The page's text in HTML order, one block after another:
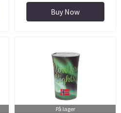
Buy Now
På lager